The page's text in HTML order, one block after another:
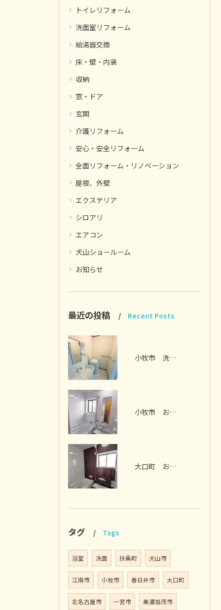
トイレリフォーム
洗面室リフォーム
給湯器交換
床・壁・内装
収納
窓・ドア
玄関
介護リフォーム
安心・安全リフォーム
全面リフォーム・リノベーション
屋根、外壁
エクステリア
シロアリ
エアコン
犬山ショールーム
お知らせ
最近の投稿 Recent Posts
小牧市 洗面脱衣室リフォーム I様邸 2026年7月
小牧市 お風呂リフォーム I様邸 2026年7月
大口町 お風呂リフォーム M様邸 2026年7月
タグ Tags
浴室 洗面 扶桑町 犬山市
江南市 小牧市 春日井市 大口町
北名古屋市 一宮市 美濃加茂市